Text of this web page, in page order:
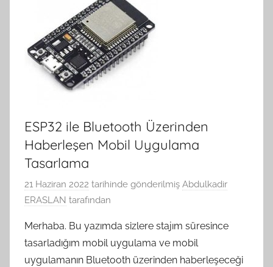
ESP32 ile Bluetooth Üzerinden
Haberleşen Mobil Uygulama
Tasarlama
21 Haziran 2022 tarihinde gönderilmiş Abdulkadir
ERASLAN tarafından
Merhaba. Bu yazımda sizlere stajım süresince
tasarladığım mobil uygulama ve mobil
uygulamanın Bluetooth üzerinden haberleşeceği